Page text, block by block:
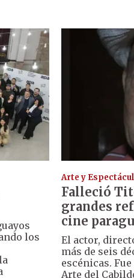
los
Arte y
Falleció
grandes
cine
El actor,
más de seis
escénicas.
Arte del